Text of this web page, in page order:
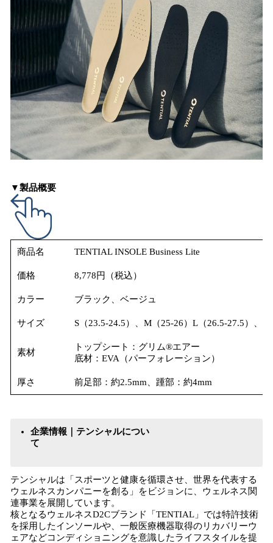
▼製品概要
商品名 TENTIAL INSOLE Business Lite
価格 8,778円（税込）
カラー ブラック、ベージュ
サイズ S（23.5-24.5）、M（25-26）L（26.5-27.5）、
素材
トップシート：グリム®︎エアー
底材：EVA（パーフォレーション）
厚さ 前足部：約2.5mm、踵部：約4mm
企業情報｜テンシャルについ
て
テンシャルは「スポーツと健康を循環させ、世界を代表する
ウェルネスカンパニーを創る」をビジョンに、ウェルネス関
連事業を展開しています。
核となるウェルネスD2Cブランド「TENTIAL」では特許技術
を採用したインソールや、一般医療機器取得のリカバリーウ
ェアなどコンディショニングを意識したライフスタイルを提